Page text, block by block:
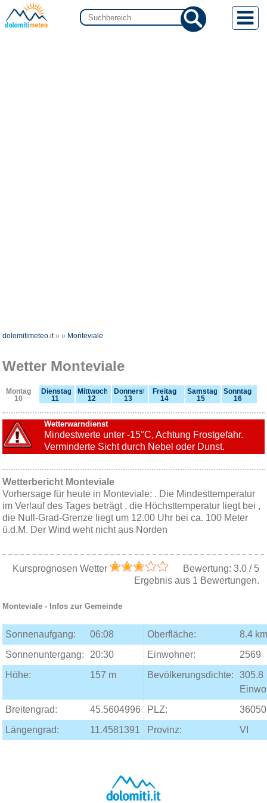
dolomitimeteo.it»» Monteviale
Wetter Monteviale
Montag
10
Dienstag
11
Mittwoch
12
Donnerstag
13
Freitag
14
Samstag
15
Sonntag
16
Wetterwarndienst
Mindestwerte unter -15°C, Achtung Frostgefahr.
Verminderte Sicht durch Nebel oder Dunst.
Wetterbericht Monteviale
Vorhersage für heute in Monteviale: . Die Mindesttemperatur
im Verlauf des Tages beträgt , die Höchsttemperatur liegt bei ,
die Null-Grad-Grenze liegt um 12.00 Uhr bei ca. 100 Meter
ü.d.M. Der Wind weht nicht aus Norden
Kursprognosen Wetter Bewertung: 3.0/ 5
Ergebnis aus 1 Bewertungen.
Monteviale - Infos zur Gemeinde
Sonnenaufgang: 06:08 Oberfläche:
8.4
Sonnenuntergang:
20:30 Einwohner:
2569
Höhe:
157 m Bevölkerungsdichte:
305.8
Breitengrad:
45.5604996 PLZ:
36050
Längengrad:
11.4581391 Provinz: VI